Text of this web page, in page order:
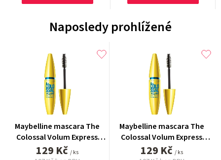
Naposledy prohlížené
Maybelline mascara The
Colossal Volum Express
Waterproof 10 ml
129 Kč / ks
Maybelline mascara The
Colossal Volum Express
Waterproof 10 ml
129 Kč / ks